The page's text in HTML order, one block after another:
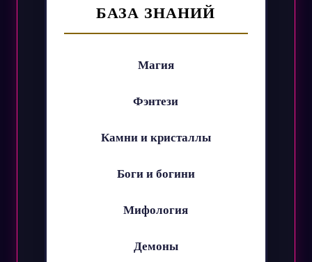
БАЗА ЗНАНИЙ
Магия
Фэнтези
Камни и кристаллы
Боги и богини
Мифология
Демоны